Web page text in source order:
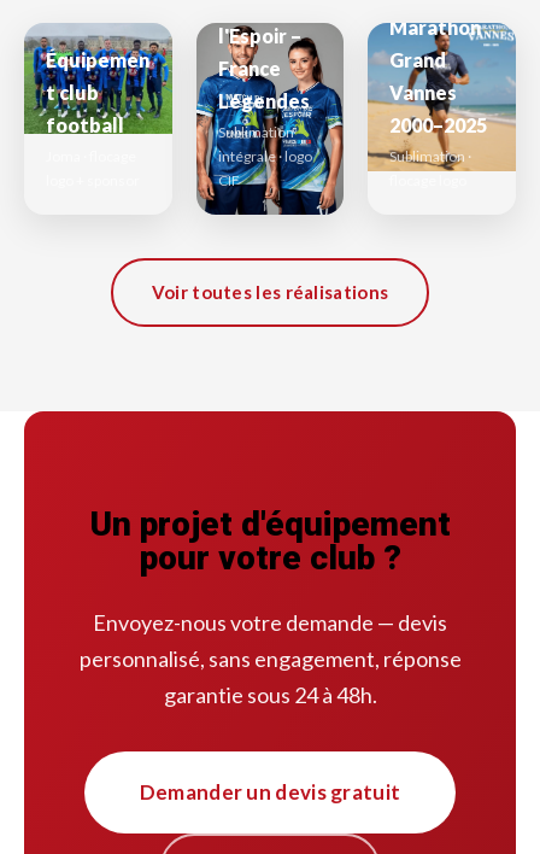
Équipemen
t club
football
l'Espoir –
France
Légendes
Sublimation
intégrale · logo
CIF
Marathon
Grand
Vannes
2000–2025
Sublimation ·
Voir toutes les réalisations
Un projet d'équipement
pour votre club ?
Envoyez-nous votre demande — devis
personnalisé, sans engagement, réponse
garantie sous 24 à 48h.
Demander un devis gratuit